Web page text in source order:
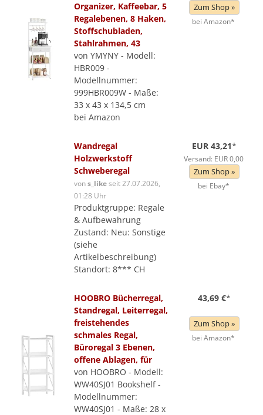
Organizer, Kaffeebar, 5
Regalebenen, 8 Haken,
Stoffschubladen,
Stahlrahmen, 43
von YMYNY - Modell:
HBR009 -
Modellnummer:
999HBR009W - Maße:
33 x 43 x 134,5 cm
bei Amazon
Zum Shop »
bei Amazon*
Wandregal
Holzwerkstoff
Schweberegal
vons_likeseit 27.07.2026,
01:28 Uhr
Produktgruppe: Regale
& Aufbewahrung
Zustand: Neu: Sonstige
(siehe
Artikelbeschreibung)
Standort: 8*** CH
EUR 43,21*
Versand: EUR 0,00
Zum Shop »
bei Ebay*
HOOBRO Bücherregal,
Standregal, Leiterregal,
freistehendes
schmales Regal,
Büroregal 3 Ebenen,
offene Ablagen, für
von HOOBRO - Modell:
WW40SJ01 Bookshelf -
Modellnummer:
WW40SJ01 - Maße: 28 x
43,69 €*
Zum Shop »
bei Amazon*